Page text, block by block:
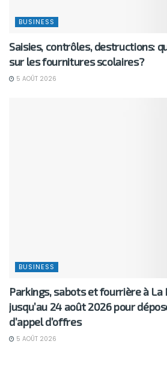
BUSINESS
Saisies, contrôles, destructions:
sur les fournitures scolaires?
5 AOÛT 2026
BUSINESS
Parkings, sabots et fourrière à
jusqu’au 24 août 2026 pour
d’appel d’offres
5 AOÛT 2026